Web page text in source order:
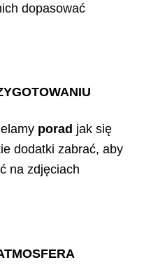
dopasować
porad jak się
dodatki zabrać, aby
na zdjęciach